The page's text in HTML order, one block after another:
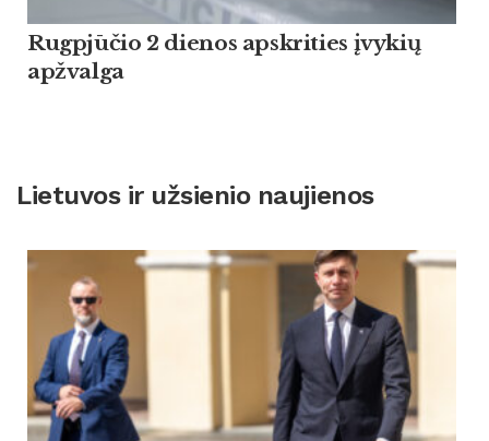
Rugpjūčio 2 dienos apskrities įvykių
apžvalga
Lietuvos ir užsienio naujienos